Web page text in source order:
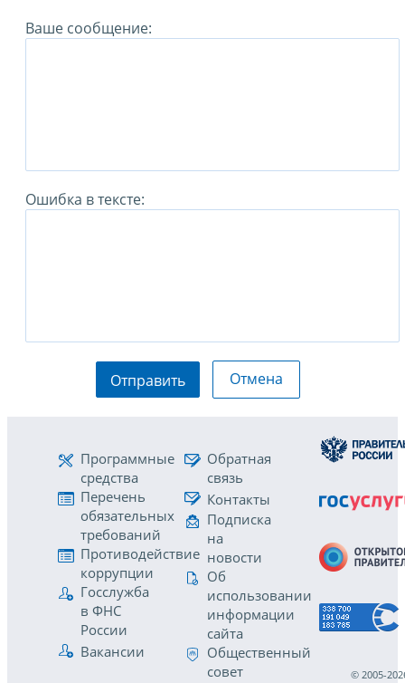
Ваше сообщение:
Ошибка в тексте:
Отправить Отмена
Программные
средства
Перечень
обязательных
требований
Противодействие
коррупции
Госслужба
в ФНС
России
Вакансии
Обратная
связь
Контакты
Подписка
на
новости
Об
использовании
информации
сайта
Общественный
совет
© 2005-